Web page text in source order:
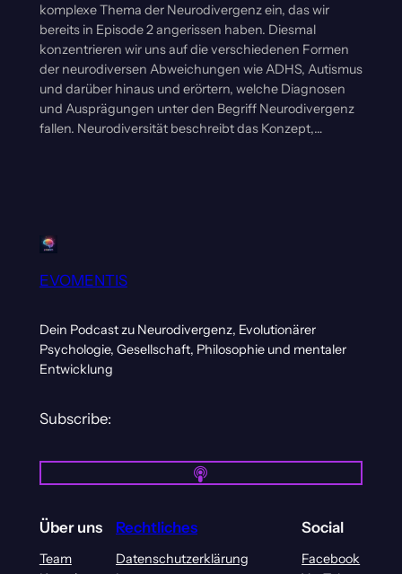
komplexe Thema der Neurodivergenz ein, das wir
bereits in Episode 2 angerissen haben. Diesmal
konzentrieren wir uns auf die verschiedenen Formen
der neurodiversen Abweichungen wie ADHS, Autismus
und darüber hinaus und erörtern, welche Diagnosen
und Ausprägungen unter den Begriff Neurodivergenz
fallen. Neurodiversität beschreibt das Konzept,…
EVOMENTIS
Dein Podcast zu Neurodivergenz, Evolutionärer
Psychologie, Gesellschaft, Philosophie und mentaler
Entwicklung
Subscribe:
Über uns
Team
Rechtliches
Datenschutzerklärung
Social
Facebook